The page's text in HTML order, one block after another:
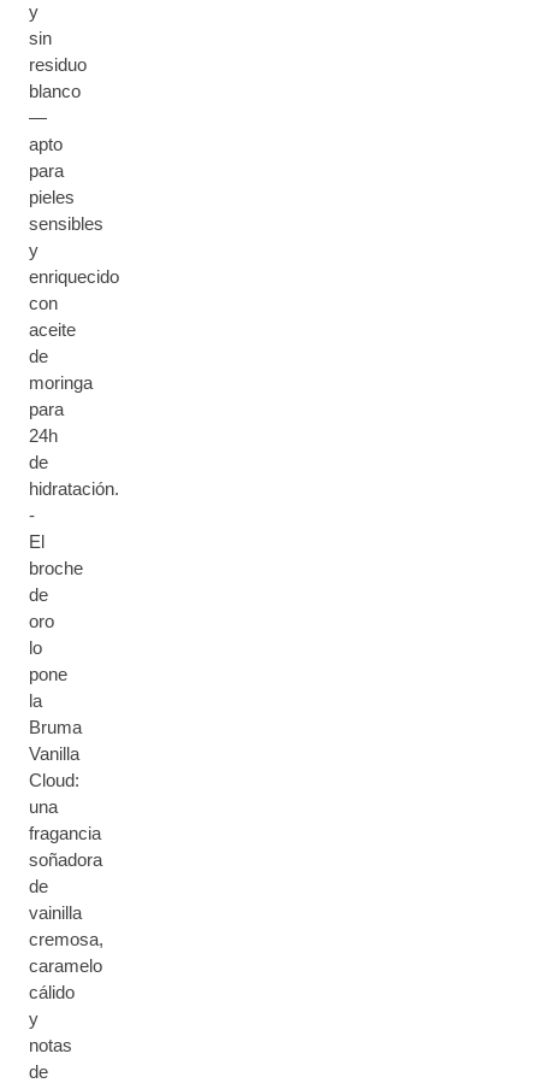
y
sin
residuo
blanco
—
apto
para
pieles
sensibles
y
enriquecido
con
aceite
de
moringa
para
24h
de
hidratación.
-
El
broche
de
oro
lo
pone
la
Bruma
Vanilla
Cloud:
una
fragancia
soñadora
de
vainilla
cremosa,
caramelo
cálido
y
notas
de